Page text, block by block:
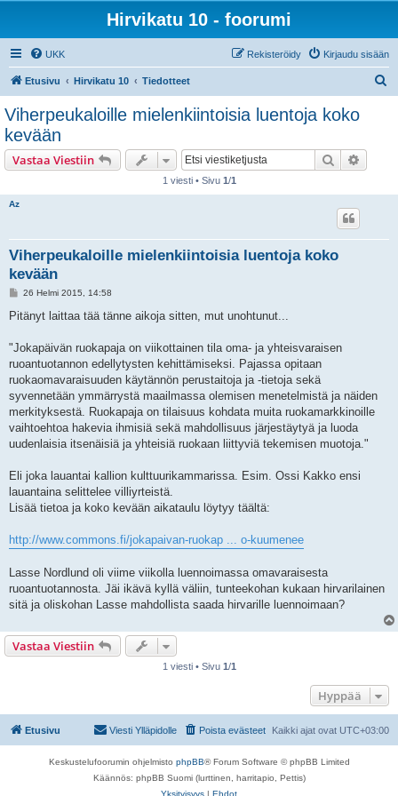
Hirvikatu 10 - foorumi
UKK Kirjaudu sisään
Rekisteröidy
Etusivu Hirvikatu 10 Tiedotteet
Viherpeukaloille mielenkiintoisia luentoja koko
kevään
Vastaa Viestiin Etsi
1 viesti • Sivu 1/1
Az
Viherpeukaloille mielenkiintoisia luentoja koko
kevään
V
e
i
26 Helmi 2015, 14:58
Pitänyt laittaa tää tänne aikoja sitten, mut unohtunut...
"Jokapäivän ruokapaja on viikottainen tila oma- ja yhteisvaraisen
ruoantuotannon edellytysten kehittämiseksi. Pajassa opitaan
ruokaomavaraisuuden käytännön perustaitoja ja -tietoja sekä
syvennetään ymmärrystä maailmassa olemisen menetelmistä ja näiden
merkityksestä. Ruokapaja on tilaisuus kohdata muita ruokamarkkinoille
vaihtoehtoa hakevia ihmisiä sekä mahdollisuus järjestäytyä ja luoda
uudenlaisia itsenäisiä ja yhteisiä ruokaan liittyviä tekemisen muotoja."
Eli joka lauantai kallion kulttuurikammarissa. Esim. Ossi Kakko ensi
lauantaina selittelee villiyrteistä.
Lisää tietoa ja koko kevään aikataulu löytyy täältä:
http://www.commons.fi/jokapaivan-ruokap ... o-kuumenee
Lasse Nordlund oli viime viikolla luennoimassa omavaraisesta
ruoantuotannosta. Jäi ikävä kyllä väliin, tunteekohan kukaan hirvarilainen
sitä ja oliskohan Lasse mahdollista saada hirvarille luennoimaan?
Vastaa Viestiin
1 viesti • Sivu 1/1
Hyppää
Etusivu Kaikki ajat ovat UTC+03:00
Poista evästeet
Viesti Ylläpidolle
Keskustelufoorumin ohjelmisto phpBB® Forum Software © phpBB Limited
Käännös: phpBB Suomi (lurttinen, harritapio, Pettis)
Yksityisyys | Ehdot